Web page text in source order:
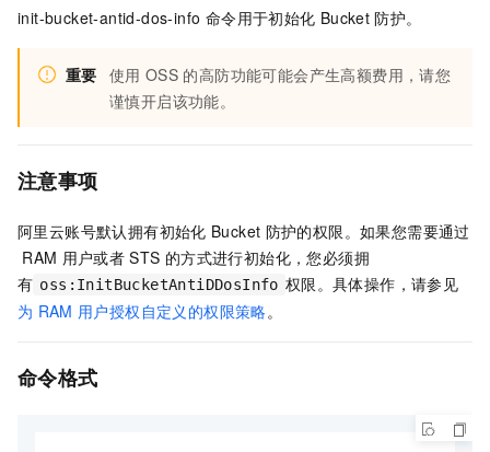
init-bucket-antid-dos-info 命令用于初始化 Bucket 防护。
重要 使用 OSS 的高防功能可能会产生高额费用，请您
谨慎开启该功能。
注意事项
阿里云账号默认拥有初始化 Bucket 防护的权限。如果您需要通过
RAM 用户或者 STS 的方式进行初始化，您必须拥
有 oss:InitBucketAntiDDosInfo 权限。具体操作，请参见
为 RAM 用户授权自定义的权限策略。
命令格式